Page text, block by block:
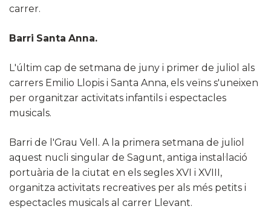
carrer.
Barri Santa Anna.
L'últim cap de setmana de juny i primer de juliol als
carrers Emilio Llopis i Santa Anna, els veïns s'uneixen
per organitzar activitats infantils i espectacles
musicals.
Barri de l'Grau Vell. A la primera setmana de juliol
aquest nucli singular de Sagunt, antiga instal·lació
portuària de la ciutat en els segles XVI i XVIII,
organitza activitats recreatives per als més petits i
espectacles musicals al carrer Llevant.